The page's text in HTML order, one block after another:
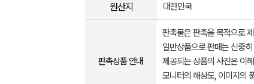
원산지 대한민국
판촉상품 안내
판촉물은 판촉을 목적으로
일반상품으로 판매는 신중
제공되는 상품의 사진은 이
모니터의 해상도, 이미지의